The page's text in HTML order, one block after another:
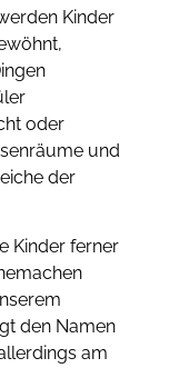
Kinder
oder
und
der
Kinder ferner
den Namen
am